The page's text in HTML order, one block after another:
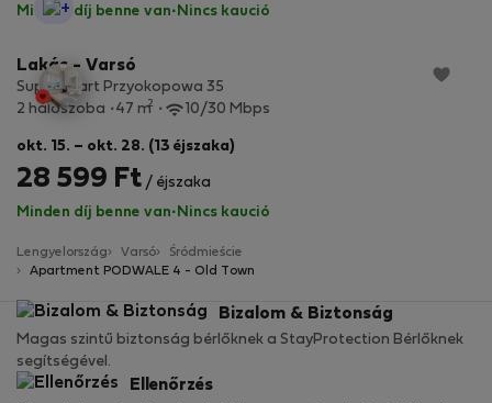
Minden díj benne van· Nincs kaució
StayProtection
Lakás - Varsó
SuperApart Przyokopowa 35
2 hálószoba
47 m2 10/30 Mbps
okt. 15. – okt. 28. (13 éjszaka)
28 599 Ft / éjszaka
Minden díj benne van· Nincs kaució
Lengyelország Varsó
Śródmieście
Apartment PODWALE 4 - Old Town
Bizalom & Biztonság
Magas szintű biztonság bérlőknek a StayProtection Bérlőknek
segítségével.
Ellenőrzés